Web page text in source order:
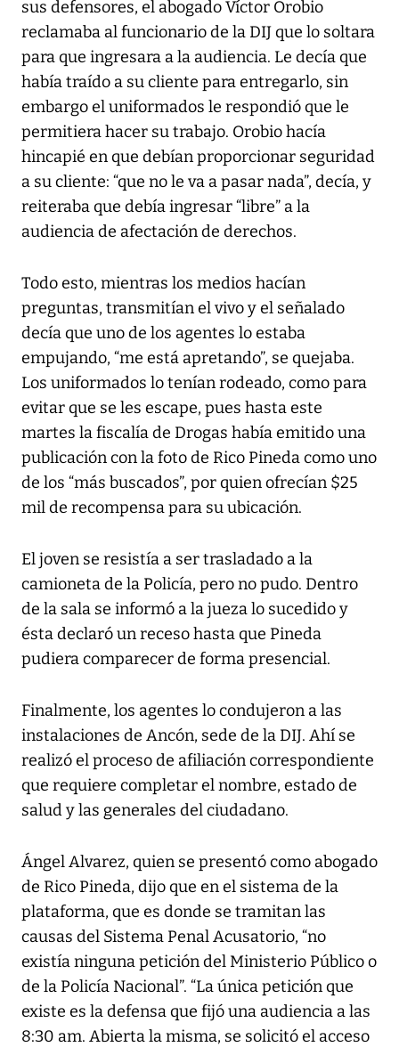
sus defensores, el abogado Víctor Orobio
reclamaba al funcionario de la DIJ que lo soltara
para que ingresara a la audiencia. Le decía que
había traído a su cliente para entregarlo, sin
embargo el uniformados le respondió que le
permitiera hacer su trabajo. Orobio hacía
hincapié en que debían proporcionar seguridad
a su cliente: “que no le va a pasar nada”, decía, y
reiteraba que debía ingresar “libre” a la
audiencia de afectación de derechos.
Todo esto, mientras los medios hacían
preguntas, transmitían el vivo y el señalado
decía que uno de los agentes lo estaba
empujando, “me está apretando”, se quejaba.
Los uniformados lo tenían rodeado, como para
evitar que se les escape, pues hasta este
martes la fiscalía de Drogas había emitido una
publicación con la foto de Rico Pineda como uno
de los “más buscados”, por quien ofrecían $25
mil de recompensa para su ubicación.
El joven se resistía a ser trasladado a la
camioneta de la Policía, pero no pudo. Dentro
de la sala se informó a la jueza lo sucedido y
ésta declaró un receso hasta que Pineda
pudiera comparecer de forma presencial.
Finalmente, los agentes lo condujeron a las
instalaciones de Ancón, sede de la DIJ. Ahí se
realizó el proceso de afiliación correspondiente
que requiere completar el nombre, estado de
salud y las generales del ciudadano.
Ángel Alvarez, quien se presentó como abogado
de Rico Pineda, dijo que en el sistema de la
plataforma, que es donde se tramitan las
causas del Sistema Penal Acusatorio, “no
existía ninguna petición del Ministerio Público o
de la Policía Nacional”. “La única petición que
existe es la defensa que fijó una audiencia a las
8:30 am. Abierta la misma, se solicitó el acceso